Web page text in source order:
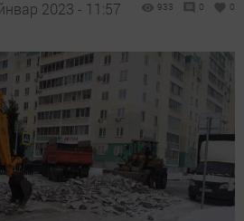
2023 - 11:57 933 0 0